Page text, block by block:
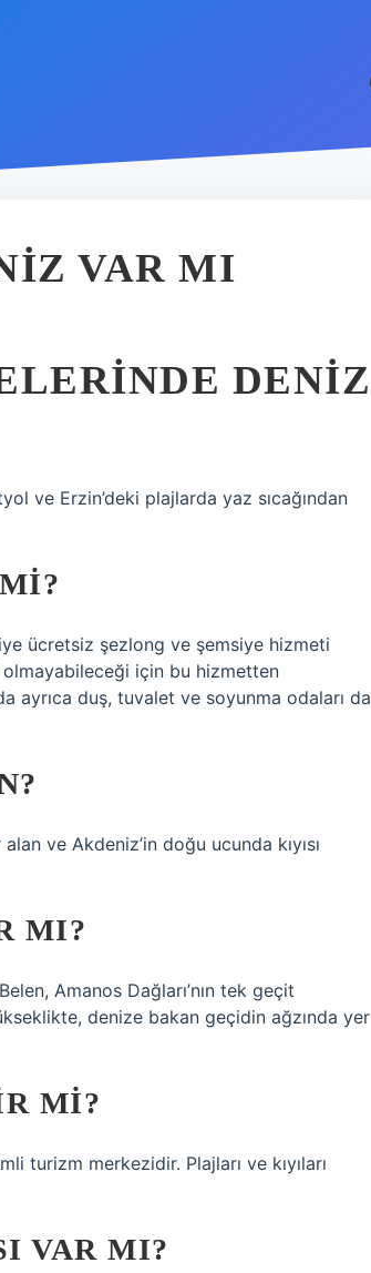
VAR MI
DENIZ
ve Erzin’deki plajlarda yaz sıcağından
ücretsiz şezlong ve şemsiye hizmeti
için bu hizmetten
ayrıca duş, tuvalet ve soyunma odaları da
ve Akdeniz’in doğu ucunda kıyısı
MI?
Amanos Dağları’nın tek geçit
denize bakan geçidin ağzında yer
MI?
turizm merkezidir. Plajları ve kıyıları
VAR MI?